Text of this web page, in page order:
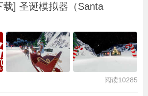
载] 圣诞模拟器（Santa
阅读10285